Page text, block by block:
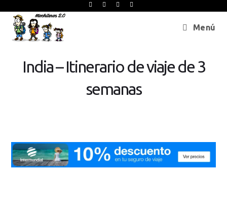
Menú
India – Itinerario de viaje de 3
semanas